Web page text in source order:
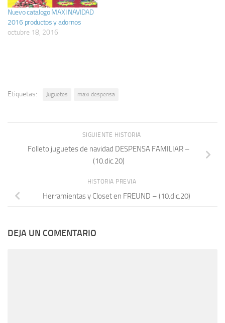
Nuevo catalogo MAXI NAVIDAD
2016 productos y adornos
octubre 18, 2016
Etiquetas: Juguetes maxi despensa
SIGUIENTE HISTORIA
Folleto juguetes de navidad DESPENSA FAMILIAR –
(10.dic.20)
HISTORIA PREVIA
Herramientas y Closet en FREUND – (10.dic.20)
DEJA UN COMENTARIO